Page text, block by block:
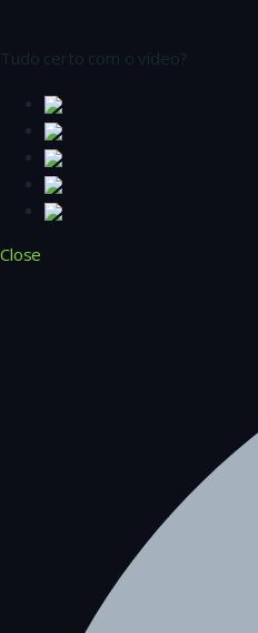
Tudo certo com o vídeo?
Close